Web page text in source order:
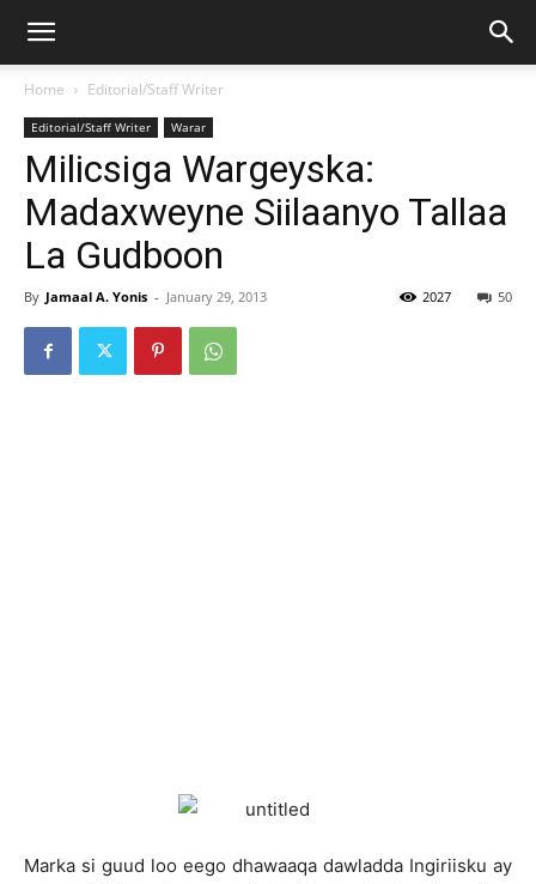
Home Editorial/Staff Writer
Editorial/Staff Writer Warar
Milicsiga Wargeyska:
Madaxweyne Siilaanyo Tallaa
La Gudboon
By Jamaal A. Yonis - January 29, 2013 50
2027
Marka si guud loo eego dhawaaqa dawladda Ingiriisku ay